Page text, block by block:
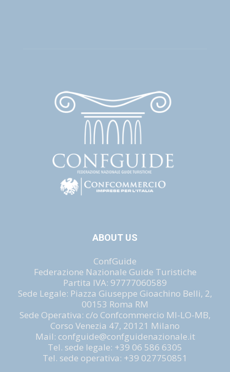
ABOUT US
ConfGuide
Federazione Nazionale Guide Turistiche
Partita IVA: 97777060589
Sede Legale: Piazza Giuseppe Gioachino Belli, 2,
00153 Roma RM
Sede Operativa: c/o Confcommercio MI-LO-MB,
Corso Venezia 47, 20121 Milano
Mail: confguide@confguidenazionale.it
Tel. sede legale: +39 06 586 6305
Tel. sede operativa: +39 027750851